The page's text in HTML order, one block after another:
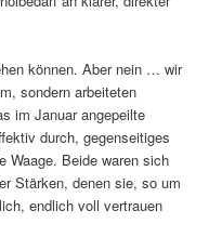
können. Aber nein … wir
sondern arbeiteten
im Januar angepeilte
durch, gegenseitiges
Waage. Beide waren sich
Stärken, denen sie, so um
endlich voll vertrauen